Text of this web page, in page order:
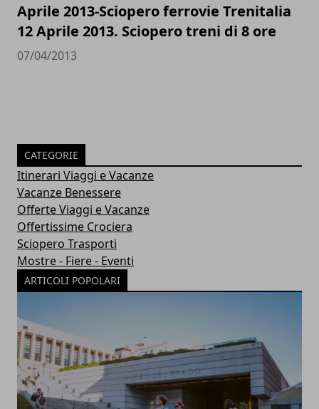
Aprile 2013-Sciopero ferrovie Trenitalia
12 Aprile 2013. Sciopero treni di 8 ore
07/04/2013
CATEGORIE
Itinerari Viaggi e Vacanze
Vacanze Benessere
Offerte Viaggi e Vacanze
Offertissime Crociera
Sciopero Trasporti
Mostre - Fiere - Eventi
ARTICOLI POPOLARI